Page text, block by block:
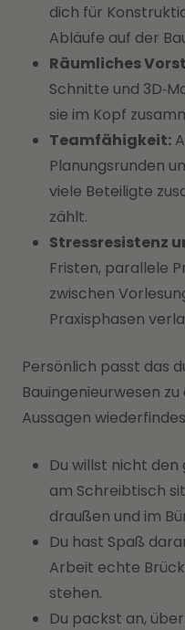
dich für
Abläufe auf der
Räumliches
Schnitte und
sie im Kopf
Teamfähigkeit:
Planungsrunden
viele Beteiligte
zählt.
Stressresistenz
Fristen, parallele
zwischen
Praxisphasen
Persönlich passt das
Bauingenieurwesen
Aussagen
Du willst nicht den
am Schreibtisch
draußen und im
Du hast Spaß
Arbeit echte
stehen.
Du packst an,